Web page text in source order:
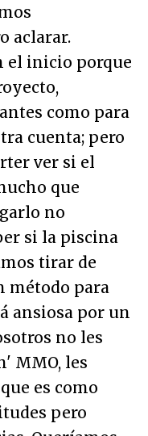
aclarar.
el inicio porque
como para
cuenta; pero
ver si el
que
no
si la piscina
tirar de
método para
ansiosa por un
no les
MMO, les
es como
pero